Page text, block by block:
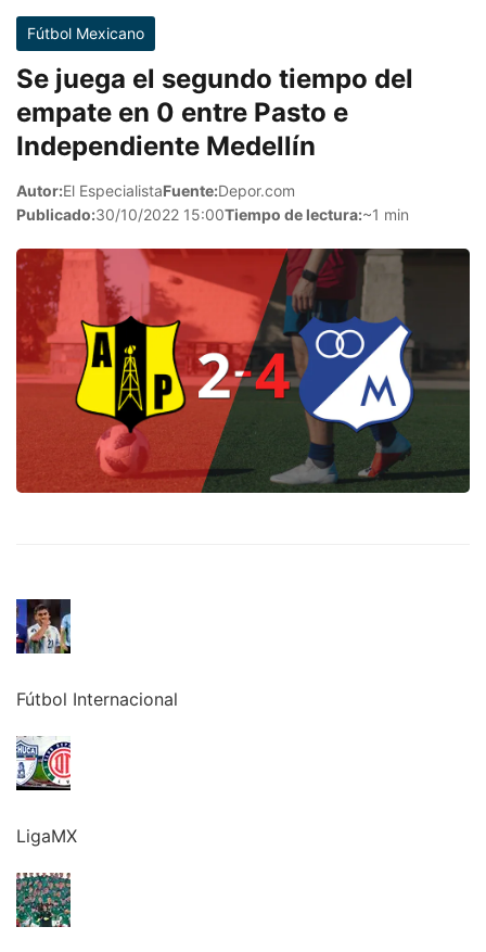
Fútbol Mexicano
Se juega el segundo tiempo del
empate en 0 entre Pasto e
Independiente Medellín
Autor:El EspecialistaFuente:Depor.com
Publicado:30/10/2022 15:00Tiempo de lectura:~1 min
Fútbol Internacional
LigaMX